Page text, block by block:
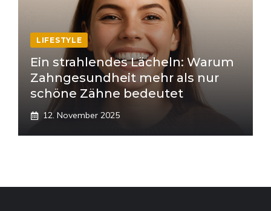
LIFESTYLE
Ein strahlendes Lächeln: Warum
Zahngesundheit mehr als nur
schöne Zähne bedeutet
12. November 2025